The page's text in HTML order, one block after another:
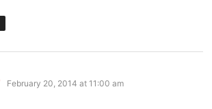
says:
February 20, 2014 at 11:00 am